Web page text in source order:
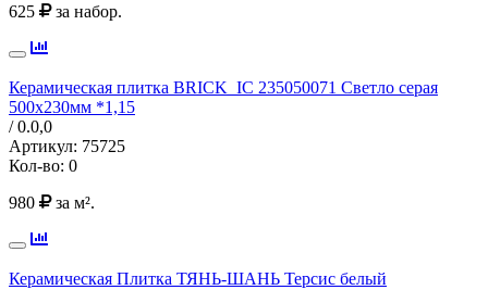
625
за набор.
Керамическая плитка BRICK_IC 235050071 Светло серая
500х230мм *1,15
/ 0.0,0
Артикул: 75725
Кол-во: 0
980
за м².
Керамическая Плитка ТЯНЬ-ШАНЬ Терсис белый